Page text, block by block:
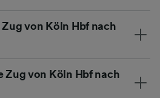
von Köln Hbf nach
Zug von Köln Hbf nach